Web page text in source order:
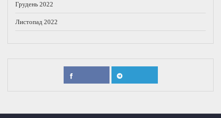
Грудень 2022
Листопад 2022